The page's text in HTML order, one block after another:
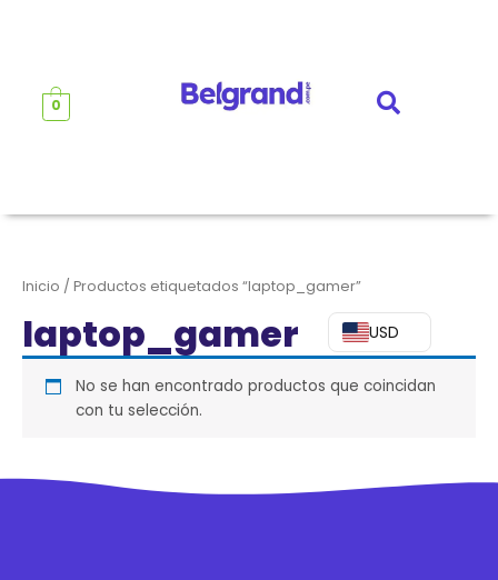
0
USD
Inicio / Productos etiquetados “laptop_gamer”
laptop_gamer
No se han encontrado productos que coincidan
con tu selección.